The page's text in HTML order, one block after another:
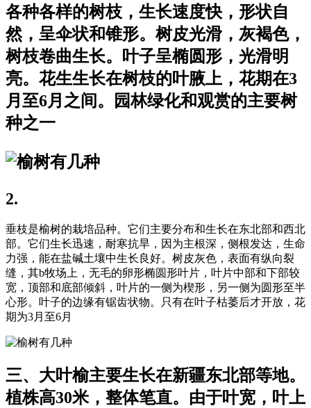
各种各样的树枝，生长速度快，形状自
然，呈伞状和锥形。树皮光滑，灰褐色，
树枝卷曲生长。叶子呈椭圆形，光滑明
亮。花生生长在树枝的叶腋上，花期在3
月至6月之间。园林绿化和观赏的主要树
种之一
2.
垂枝是榆树的栽培品种。它们主要分布和生长在东北部和西北
部。它们生长迅速，耐寒抗旱，因为主根深，侧根发达，生命
力强，能在盐碱土壤中生长良好。树皮灰色，表面有纵向裂
缝，其b牧场上，无毛的卵形椭圆形叶片，叶片中部和下部较
宽，顶部和底部倾斜，叶片的一侧为楔形，另一侧为圆形至半
心形。叶子的边缘有锯齿状物。只有在叶子枯萎后才开放，花
期为3月至6月
三、大叶榆主要生长在新疆东北部等地。
植株高30米，整体笔直。由于叶宽，叶上